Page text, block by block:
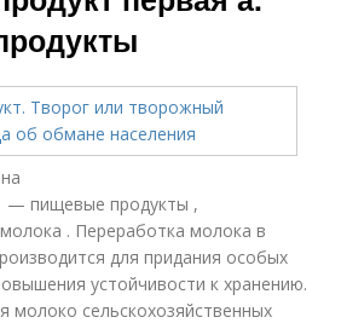
пищевые продукты ,
. Переработка молока в
для придания особых
устойчивости к хранению.
молоко сельскохозяйственных